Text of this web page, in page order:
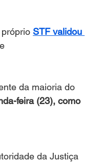
STF validou
da maioria do
feira (23), como
da Justiça